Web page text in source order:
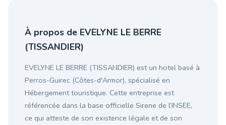
À propos de EVELYNE LE BERRE
(TISSANDIER)
EVELYNE LE BERRE (TISSANDIER) est un hotel basé à
Perros-Guirec (Côtes-d'Armor), spécialisé en
Hébergement touristique. Cette entreprise est
référencée dans la base officielle Sirene de l’INSEE,
ce qui atteste de son existence légale et de son